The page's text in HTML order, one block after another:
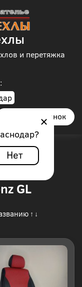
?
Нет
и перетяжка
Заказать звонок
Benz
GL
↑ ↓